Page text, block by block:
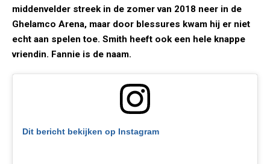
middenvelder streek in de zomer van 2018 neer in de
Ghelamco Arena, maar door blessures kwam hij er niet
echt aan spelen toe. Smith heeft ook een hele knappe
vriendin. Fannie is de naam.
Dit bericht bekijken op Instagram